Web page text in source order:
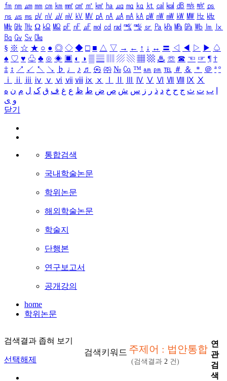
㎙ ㎚ ㎛ ㎜ ㎝ ㎞ ㎟ ㎠ ㎡ ㎢ ㏊ ㎍ ㎎ ㎏ ㏏ ㎈ ㎉ ㏈ ㎧ ㎨ ㎰
㎱ ㎲ ㎳ ㎴ ㎵ ㎶ ㎷ ㎸ ㎹ ㎀ ㎁ ㎂ ㎃ ㎄ ㎺ ㎻ ㎽ ㎾ ㎿ ㎐ ㎑
㎒ ㎓ ㎔ Ω ㏀ ㏁ ㎊ ㎋ ㎌ ㏖ ㏅ ㎭ ㎮ ㎯ ㏛ ㎩ ㎪ ㎫ ㎬ ㏝ ㏐
㏓
㏃ ㏉ ㏜ ㏆
§ ※ ☆ ★ ○ ● ◎ ◇ ◆ □ ■ △ ▽ → ← ↑ ↓ ↔ 〓 ◁ ◀ ▷ ▶ ♤
♠ ♡ ♥ ♧ ♣ ⊙ ◈ ▣ ◐ ◑ ▒ ▤ ▨ ▧ ▦ ▩ ♨ ☏ ☎ ☜ ☞ ¶ †
‡ ↕ ↗ ↙ ↖ ↘ ♭ ♩ ♪ ♬ ㉿ ㈜ № ㏇ ™ ㏂ ㏘ ℡ ＃ ＆ ＊ ＠ ª º
ⅰ
ⅱ ⅲ ⅳ ⅴ ⅵ ⅶ ⅷ ⅸ ⅹ Ⅳ Ⅴ Ⅵ Ⅶ Ⅷ Ⅸ Ⅹ
ب ت ث ج ح خ د ذ ر ز س ش ص ض ط ظ ع غ ف ق ک ل م ن ه
و ی
닫기
통합검색
국내학술논문
학위논문
해외학술논문
학술지
단행본
연구보고서
공개강의
home
학위논문
검색결과 좁혀 보기
선택해제
검색키워드 주제어 : 법안통합
(검색결과 2 건)
연
관
검
색